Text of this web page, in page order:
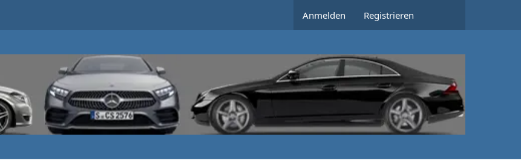
Anmelden Registrieren